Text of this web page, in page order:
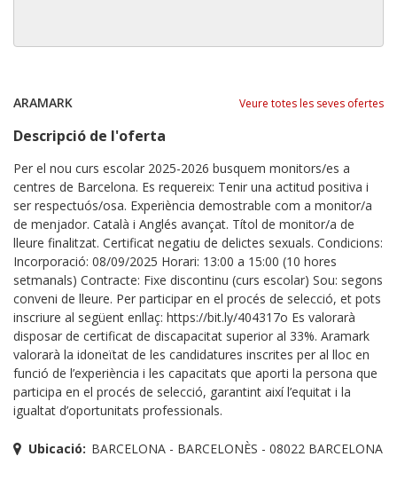
ARAMARK Veure totes les seves ofertes
Descripció de l'oferta
Per el nou curs escolar 2025-2026 busquem monitors/es a
centres de Barcelona. Es requereix: Tenir una actitud positiva i
ser respectuós/osa. Experiència demostrable com a monitor/a
de menjador. Català i Anglés avançat. Títol de monitor/a de
lleure finalitzat. Certificat negatiu de delictes sexuals. Condicions:
Incorporació: 08/09/2025 Horari: 13:00 a 15:00 (10 hores
setmanals) Contracte: Fixe discontinu (curs escolar) Sou: segons
conveni de lleure. Per participar en el procés de selecció, et pots
inscriure al següent enllaç: https://bit.ly/404317o Es valorarà
disposar de certificat de discapacitat superior al 33%. Aramark
valorarà la idoneïtat de les candidatures inscrites per al lloc en
funció de l’experiència i les capacitats que aporti la persona que
participa en el procés de selecció, garantint així l’equitat i la
igualtat d’oportunitats professionals.
Ubicació: BARCELONA - BARCELONÈS - 08022 BARCELONA